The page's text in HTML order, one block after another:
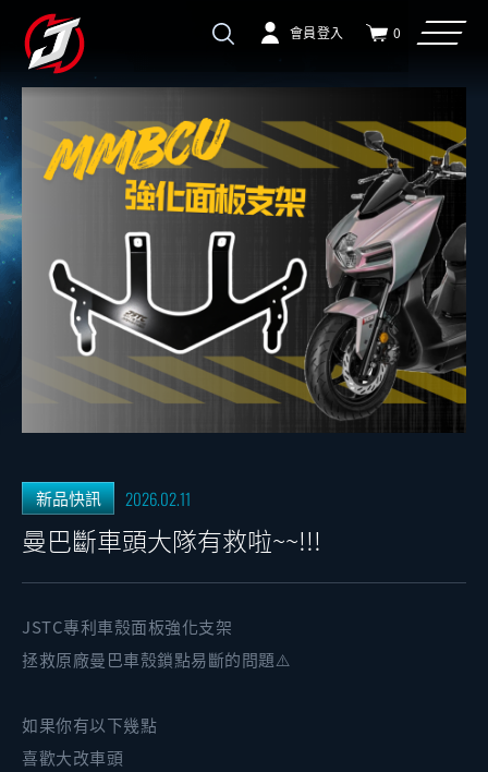
會員登入 0
新品快訊 2026.02.11
曼巴斷車頭大隊有救啦~~!!!
JSTC專利車殼面板強化支架
拯救原廠曼巴車殼鎖點易斷的問題⚠️
如果你有以下幾點
喜歡大改車頭